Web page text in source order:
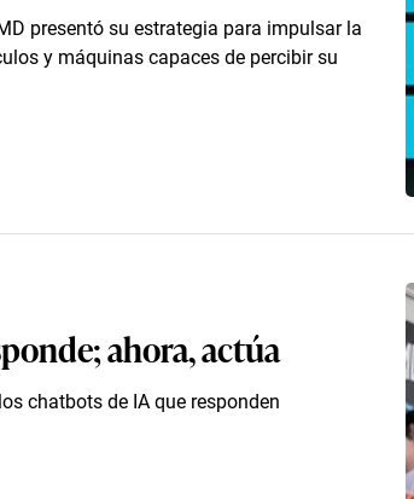
presentó su estrategia para impulsar la
y máquinas capaces de percibir su
ahora, actúa
chatbots de IA que responden